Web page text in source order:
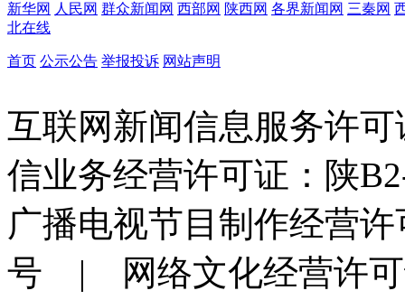
新华网 人民网 群众新闻网 西部网 陕西网 各界新闻网 三秦网
北在线
首页 公示公告 举报投诉 网站声明
互联网新闻信息服务许
信业务经营许可证：陕
广播电视节目制作经营
号 | 网络文化经营许可